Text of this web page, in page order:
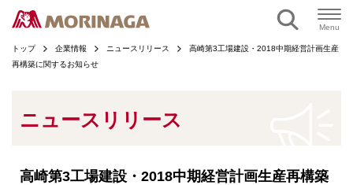
Menu
トップ 企業情報 ニュースリリース
高崎第3工場建設・2018中期経営計画生産
再構築に関するお知らせ
ニュースリリース
高崎第3工場建設・2018中期経営計画生産再構築